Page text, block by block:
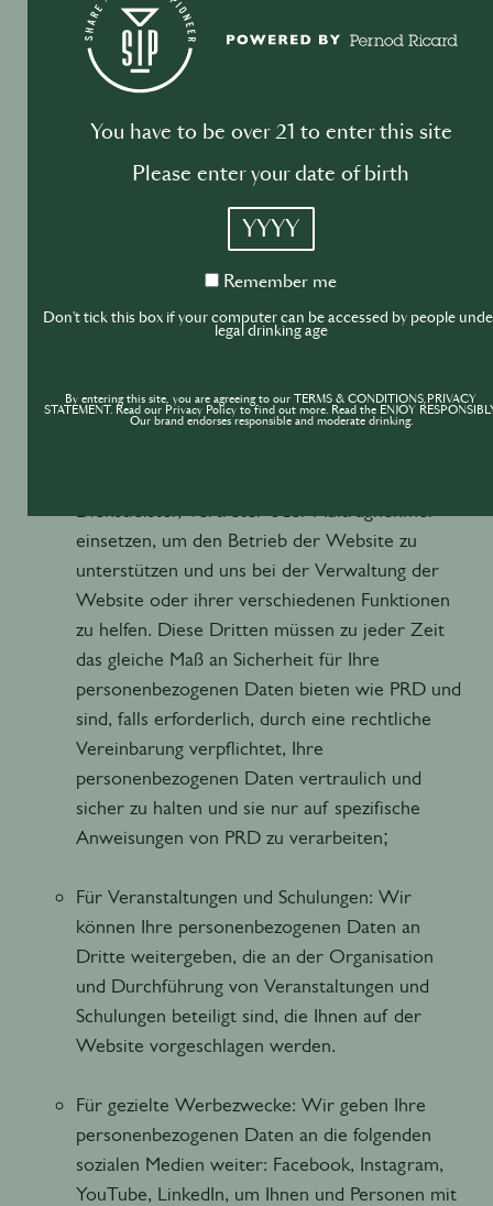
der Unternehmen der Pernod Ricard Gruppe (ggf.
mit einer Angabe der entsprechenden
Unternehmen).
auch an Dritte weitergeben, jedoch nur unter
den folgenden Bedingungen:
einsetzen, um den Betrieb der Website zu
unterstützen und uns bei der Verwaltung der
Website oder ihrer verschiedenen Funktionen
zu helfen. Diese Dritten müssen zu jeder Zeit
das gleiche Maß an Sicherheit für Ihre
personenbezogenen Daten bieten wie PRD und
sind, falls erforderlich, durch eine rechtliche
Vereinbarung verpflichtet, Ihre
personenbezogenen Daten vertraulich und
sicher zu halten und sie nur auf spezifische
Anweisungen von PRD zu verarbeiten;
Für Veranstaltungen und Schulungen: Wir
können Ihre personenbezogenen Daten an
Dritte weitergeben, die an der Organisation
und Durchführung von Veranstaltungen und
Schulungen beteiligt sind, die Ihnen auf der
Website vorgeschlagen werden.
Für gezielte Werbezwecke: Wir geben Ihre
personenbezogenen Daten an die folgenden
sozialen Medien weiter: Facebook, Instagram,
YouTube, LinkedIn, um Ihnen und Personen mit
You have to be over 21 to enter this site
Please enter your date of birth
YYYY
Remember
Remember me
Don't tick this box if your computer can be accessed by people
legal drinking age
By entering this site, you are agreeing to our TERMS & CONDITIONS,PRIVACY
STATEMENT. Read our Privacy Policy to find out more. Read the ENJOY
Our brand endorses responsible and moderate drinking.